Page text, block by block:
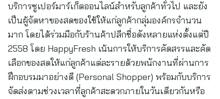
บริการซูเปอร์มาร์เก็ตออนไลน์สำหรับลูกค้าทั่วไป และยัง
เป็นผู้จัดหาของสดของใช้ให้แก่ลูกค้ากลุ่มองค์กรจำนวน
มาก โดยได้ร่วมมือกับร้านค้าปลีกชื่อดังหลายแห่งตั้งแต่ปี
2558 โดย HappyFresh เน้นการให้บริการคัดสรรและคัด
เลือกของสดให้แก่ลูกค้าแต่ละรายด้วยพนักงานที่ผ่านการ
ฝึกอบรมมาอย่างดี (Personal Shopper) พร้อมกับบริการ
จัดส่งตามช่วงเวลาที่ลูกค้าสะดวกภายในวันเดียวกันหรือ